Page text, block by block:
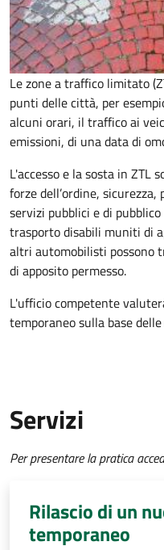
Le zone a traffico limitato
punti delle città, per
alcuni orari, il traffico ai
emissioni, di una data di
L'accesso e la sosta in ZTL
forze dell’ordine,
servizi pubblici e di
trasporto disabili muniti di
altri automobilisti possono
di apposito permesso.
L'ufficio competente
temporaneo sulla base
Servizi
Per presentare la pratica
Rilascio di un
temporaneo